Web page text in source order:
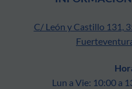
C/ León y Castillo 131,
Lun a Vie: 10:00 a